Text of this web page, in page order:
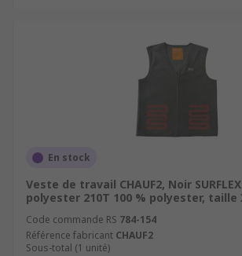
En stock
Veste de travail CHAUF2, Noir
polyester 210T 100 % polyester, taille
Code commande RS 784-154
Référence fabricant CHAUF2
Sous-total (1 unité)